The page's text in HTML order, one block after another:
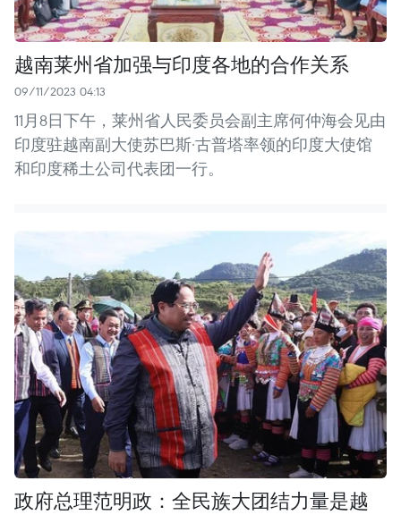
越南莱州省加强与印度各地的合作关系
09/11/2023 04:13
11月8日下午，莱州省人民委员会副主席何仲海会见由
印度驻越南副大使苏巴斯·古普塔率领的印度大使馆
和印度稀土公司代表团一行。
政府总理范明政：全民族大团结力量是越